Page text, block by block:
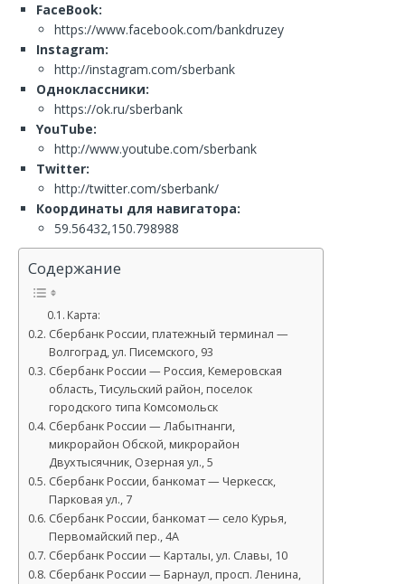
FaceBook:
https://www.facebook.com/bankdruzey
Instagram:
http://instagram.com/sberbank
Одноклассники:
https://ok.ru/sberbank
YouTube:
http://www.youtube.com/sberbank
Twitter:
http://twitter.com/sberbank/
Координаты для навигатора:
59.56432,150.798988
Содержание
Карта:
Сбербанк России, платежный терминал —
Волгоград, ул. Писемского, 93
Сбербанк России — Россия, Кемеровская
область, Тисульский район, поселок
городского типа Комсомольск
Сбербанк России — Лабытнанги,
микрорайон Обской, микрорайон
Двухтысячник, Озерная ул., 5
Сбербанк России, банкомат — Черкесск,
Парковая ул., 7
Сбербанк России, банкомат — село Курья,
Первомайский пер., 4А
Сбербанк России — Карталы, ул. Славы, 10
Сбербанк России — Барнаул, просп. Ленина,